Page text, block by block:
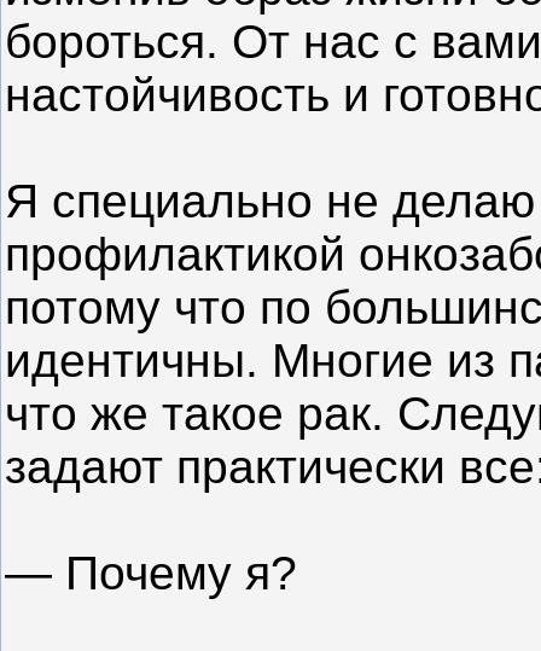
бороться. От нас с
настойчивость и
Я специально не
профилактикой
потому что по
идентичны. Многие из
что же такое рак.
задают практически
— Почему я?